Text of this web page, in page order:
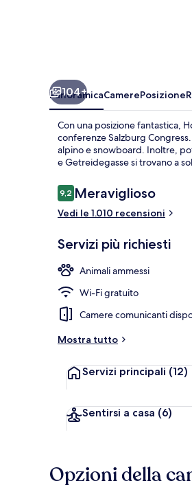
104+
PanoramicaCamerePosizione
Con una posizione fantastica,
conferenze Salzburg
alpino e snowboard. Inoltre,
e Getreidegasse si trovano a
Recensioni
9,29,2 su 10
Meraviglioso
Vedi le 1.010 recensioni
Servizi più richiesti
Animali ammessi
Wi-Fi gratuito
Camere comunicanti
Mostra tutto
Servizi principali (12)
Sentirsi a casa (6)
Opzioni della